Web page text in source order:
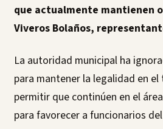
que actualmente mantienen
Viveros Bolaños,
La autoridad municipal ha
para mantener la legalidad en
permitir que continúen en el
para favorecer a funcionarios